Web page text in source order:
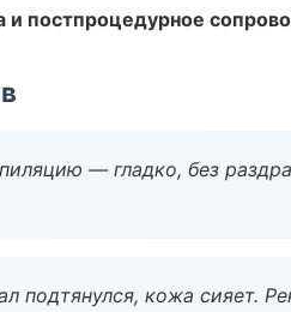
и постпроцедурное
— гладко, без
подтянулся, кожа сияет.